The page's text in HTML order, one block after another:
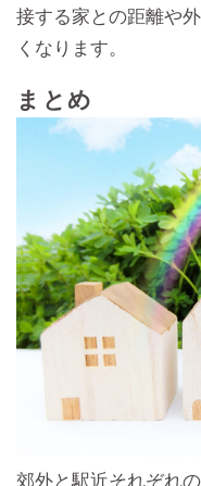
接する家との距離や
くなります。
まとめ
郊外と駅近それぞれ